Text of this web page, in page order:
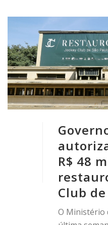
R$ 48
Club
O Ministério